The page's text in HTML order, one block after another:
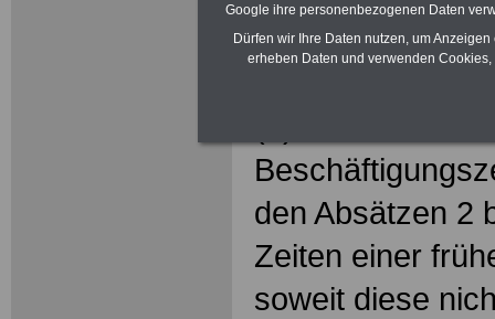
.
den Absätzen 2
Zeiten einer
soweit diese
Google ihre personenbezogenen Daten
Dürfen wir Ihre Daten nutzen, um
erheben Daten und verwenden